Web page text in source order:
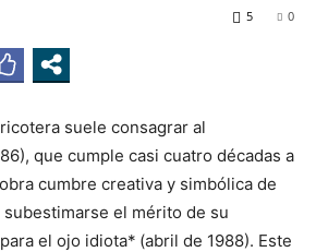
0
5
suele consagrar al
que cumple casi cuatro décadas a
cumbre creativa y simbólica de
el mérito de su
el ojo idiota* (abril de 1988). Este